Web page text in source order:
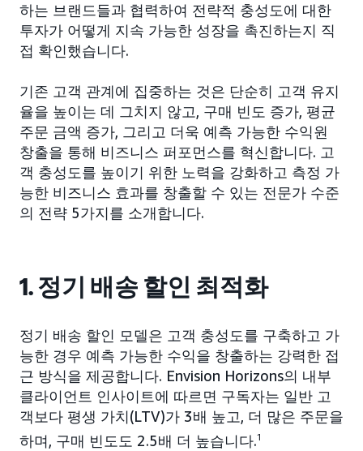
하는 브랜드들과 협력하여 전략적 충성도에 대한
투자가 어떻게 지속 가능한 성장을 촉진하는지 직
접 확인했습니다.
기존 고객 관계에 집중하는 것은 단순히 고객 유지
율을 높이는 데 그치지 않고, 구매 빈도 증가, 평균
주문 금액 증가, 그리고 더욱 예측 가능한 수익원
창출을 통해 비즈니스 퍼포먼스를 혁신합니다. 고
객 충성도를 높이기 위한 노력을 강화하고 측정 가
능한 비즈니스 효과를 창출할 수 있는 전문가 수준
의 전략 5가지를 소개합니다.
1. 정기 배송 할인 최적화
정기 배송 할인 모델은 고객 충성도를 구축하고 가
능한 경우 예측 가능한 수익을 창출하는 강력한 접
근 방식을 제공합니다. Envision Horizons의 내부
클라이언트 인사이트에 따르면 구독자는 일반 고
객보다 평생 가치(LTV)가 3배 높고, 더 많은 주문을
하며, 구매 빈도도 2.5배 더 높습니다.1